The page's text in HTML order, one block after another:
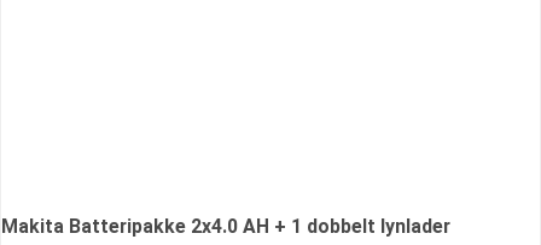
Makita Batteripakke 2x4.0 AH + 1 dobbelt lynlader